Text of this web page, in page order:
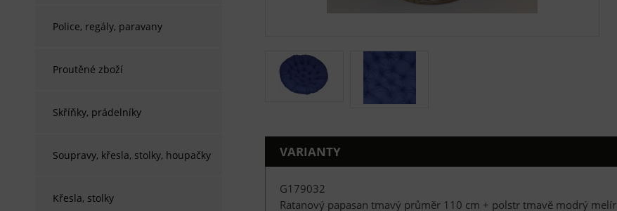
Police, regály, paravany
Proutěné zboží
Skříňky, prádelníky
Soupravy, křesla, stolky, houpačky
Křesla, stolky
VARIANTY
G179032
Ratanový papasan tmavý průměr 110 cm + polstr tmavě modrý melír